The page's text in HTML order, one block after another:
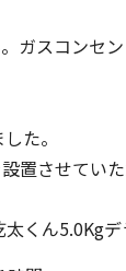
ガスコンセ
た。
置させてい
くん5.0Kgデ